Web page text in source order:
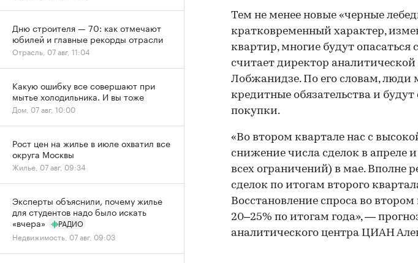
00:00
Тем не менее новые «черные
кратковременный характер,
квартир, многие будут
считает директор
Лобжанидзе. По его словам, люди
кредитные обязательства и
покупки.
«Во втором квартале нас с
снижение числа сделок в апреле
всех ограничений) в мае. Вполне
сделок по итогам второго
Восстановление спроса во
20–25% по итогам года», —
аналитического центра ЦИАН
Дню строителя — 70: как отмечают
юбилей и главные рекорды отрасли
Отрасль, 07 авг, 11:04
Какую ошибку все совершают при
мытье холодильника. И вы тоже
Дом, 07 авг, 10:00
Рост цен на жилье в июле охватил все
округа Москвы
Жилье, 07 авг, 09:34
Эксперты объяснили, почему жилье
для студентов надо было искать
«вчера»
РАДИО
Недвижимость, 07 авг, 09:03